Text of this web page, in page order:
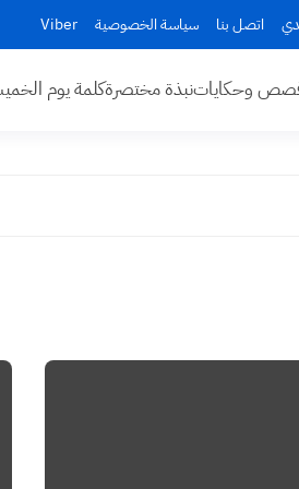
اتصل بنا سياسة الخصوصية Viber
وحكاياتنبذة مختصرةكلمة يوم